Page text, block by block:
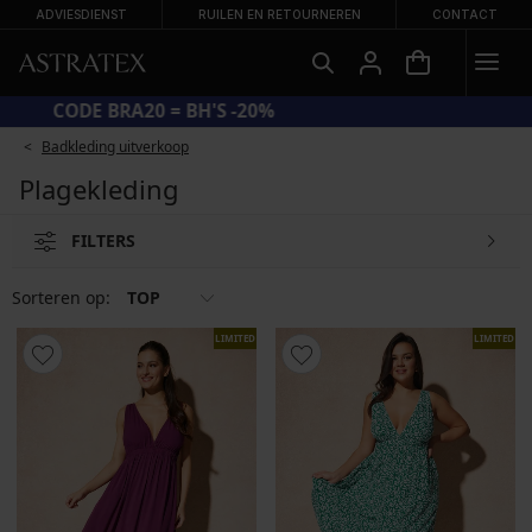
ADVIESDIENST RUILEN EN RETOURNEREN CONTACT
CODE BRA20 = BH'S -20%
Badkleding uitverkoop
Plagekleding
FILTERS
Sorteren op: TOP
LIMITED LIMITED